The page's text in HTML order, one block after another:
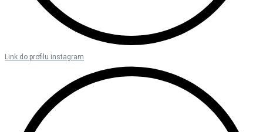
Link do profilu instagram